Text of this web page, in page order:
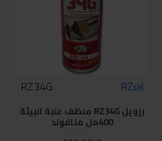
RZoil
RZ34G
رزويل RZ34G منظف علبة البيئة
400مل منافولد